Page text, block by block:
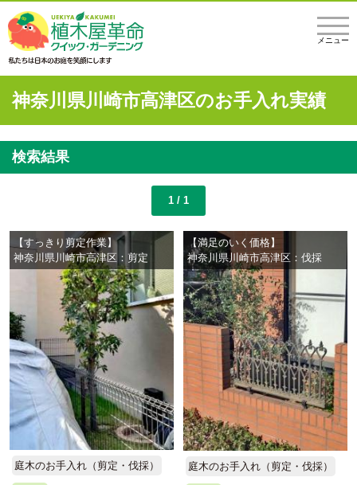
メニュー
神奈川県川崎市高津区のお手入れ実績
検索結果
1 / 1
【すっきり剪定作業】
神奈川県川崎市高津区：剪定
庭木のお手入れ（剪定・伐採）
【満足のいく価格】
神奈川県川崎市高津区：伐採
庭木のお手入れ（剪定・伐採）